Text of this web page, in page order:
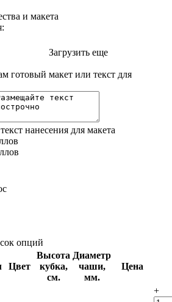
и макета
Загрузить еще
готовый макет или текст для
нанесения для макета
опций
Цвет
Высота
кубка,
см.
Диаметр
чаши,
мм.
Цена
+